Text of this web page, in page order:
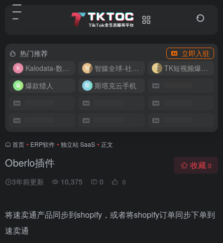
热门推荐
立即入驻
Kalodata-数据分析平台
智媒全球-社媒管理平台
TK短视频爆款复刻
爆款猎人
斯塔克云手机
首页 • ERP软件 • 独立站 SaaS • 正文
Oberlo插件
3年前更新 10,375 0 0
收藏 0
将速卖通产品同步到shopify，或者将shopify订单同步下单到
速卖通